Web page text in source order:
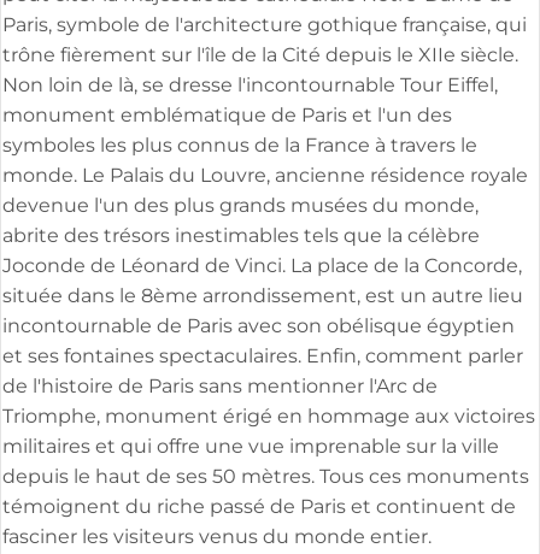
Paris, symbole de l'architecture gothique française, qui
trône fièrement sur l'île de la Cité depuis le XIIe siècle.
Non loin de là, se dresse l'incontournable Tour Eiffel,
monument emblématique de Paris et l'un des
symboles les plus connus de la France à travers le
monde. Le Palais du Louvre, ancienne résidence royale
devenue l'un des plus grands musées du monde,
abrite des trésors inestimables tels que la célèbre
Joconde de Léonard de Vinci. La place de la Concorde,
située dans le 8ème arrondissement, est un autre lieu
incontournable de Paris avec son obélisque égyptien
et ses fontaines spectaculaires. Enfin, comment parler
de l'histoire de Paris sans mentionner l'Arc de
Triomphe, monument érigé en hommage aux victoires
militaires et qui offre une vue imprenable sur la ville
depuis le haut de ses 50 mètres. Tous ces monuments
témoignent du riche passé de Paris et continuent de
fasciner les visiteurs venus du monde entier.